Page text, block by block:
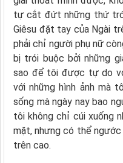
tự cắt đứt những thứ
Giêsu đặt tay của Ngài
phải chỉ người phụ nữ
bị trói buộc bởi những
sao để tôi được tự do
với những hình ảnh mà
sống mà ngày nay bao
tôi không chỉ cúi xuống
mặt, nhưng có thể
trên cao.